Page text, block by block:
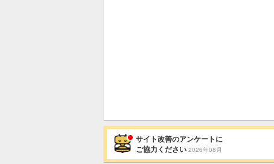
サイト改善のアンケートに
ご協力ください 2026年08月